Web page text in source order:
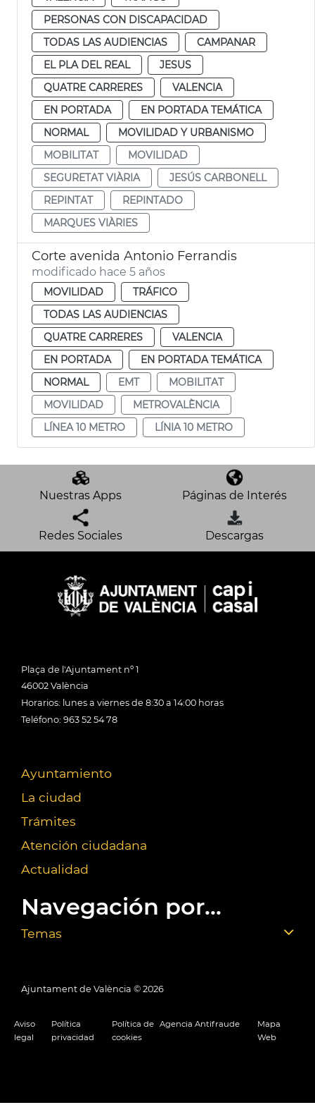
PERSONAS CON DISCAPACIDAD
TODAS LAS AUDIENCIAS
CAMPANAR
EL PLA DEL REAL
JESUS
QUATRE CARRERES
VALENCIA
EN PORTADA
EN PORTADA TEMÁTICA
NORMAL
MOVILIDAD Y URBANISMO
MOBILITAT
MOVILIDAD
SEGURETAT VIÀRIA
JESÚS CARBONELL
REPINTAT
REPINTADO
MARQUES VIÀRIES
Corte avenida Antonio Ferrandis
modificado hace 5 años
MOVILIDAD
TRÁFICO
TODAS LAS AUDIENCIAS
QUATRE CARRERES
VALENCIA
EN PORTADA
EN PORTADA TEMÁTICA
NORMAL
EMT
MOBILITAT
MOVILIDAD
METROVALÈNCIA
LÍNEA 10 METRO
LÍNIA 10 METRO
Nuestras Apps Páginas de Interés
Redes Sociales Descargas
Plaça de l'Ajuntament nº 1
46002 València
Horarios: lunes a viernes de 8:30 a 14:00 horas
Teléfono: 963 52 54 78
Ayuntamiento
La ciudad
Trámites
Atención ciudadana
Actualidad
Navegación por...
Temas
Ajuntament de València © 2026
Aviso
legal
Política
privacidad
Política de
cookies
Agencia Antifraude
Mapa
Web